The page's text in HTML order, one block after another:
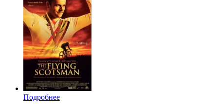
Подробнее